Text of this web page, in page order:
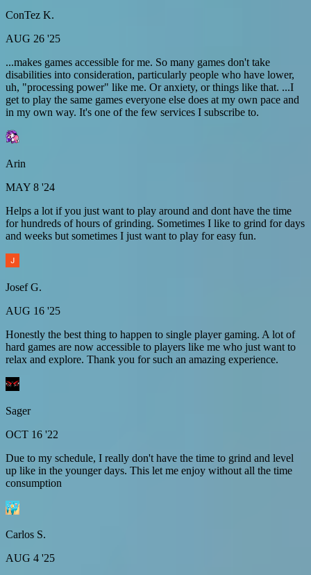
ConTez K.
AUG 26 '25
...makes games accessible for me. So many games don't take
disabilities into consideration, particularly people who have lower,
uh, "processing power" like me. Or anxiety, or things like that. ...I
get to play the same games everyone else does at my own pace and
in my own way. It's one of the few services I subscribe to.
Arin
MAY 8 '24
Helps a lot if you just want to play around and dont have the time
for hundreds of hours of grinding. Sometimes I like to grind for days
and weeks but sometimes I just want to play for easy fun.
Josef G.
AUG 16 '25
Honestly the best thing to happen to single player gaming. A lot of
hard games are now accessible to players like me who just want to
relax and explore. Thank you for such an amazing experience.
Sager
OCT 16 '22
Due to my schedule, I really don't have the time to grind and level
up like in the younger days. This let me enjoy without all the time
consumption
Carlos S.
AUG 4 '25